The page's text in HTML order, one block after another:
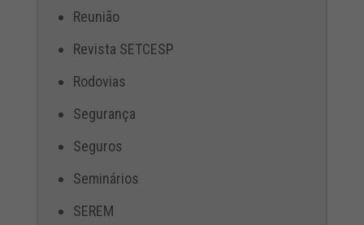
Reunião
Revista SETCESP
Rodovias
Segurança
Seguros
Seminários
SEREM